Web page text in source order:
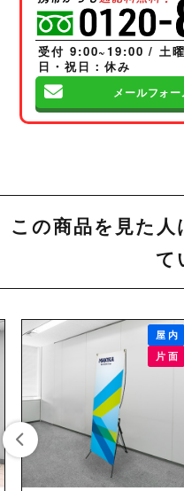
メールフォ
受付 9:00~19:00 / 土
日・祝日：休み
この商品を見た
て
屋内
片面